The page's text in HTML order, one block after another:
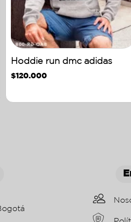
Hoddie run dmc adidas
$120.000